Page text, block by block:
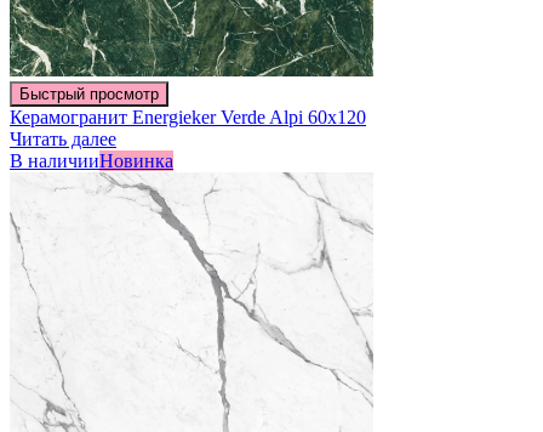
Быстрый просмотр
Керамогранит Energieker Verde Alpi 60х120
Читать далее
В наличииНовинка